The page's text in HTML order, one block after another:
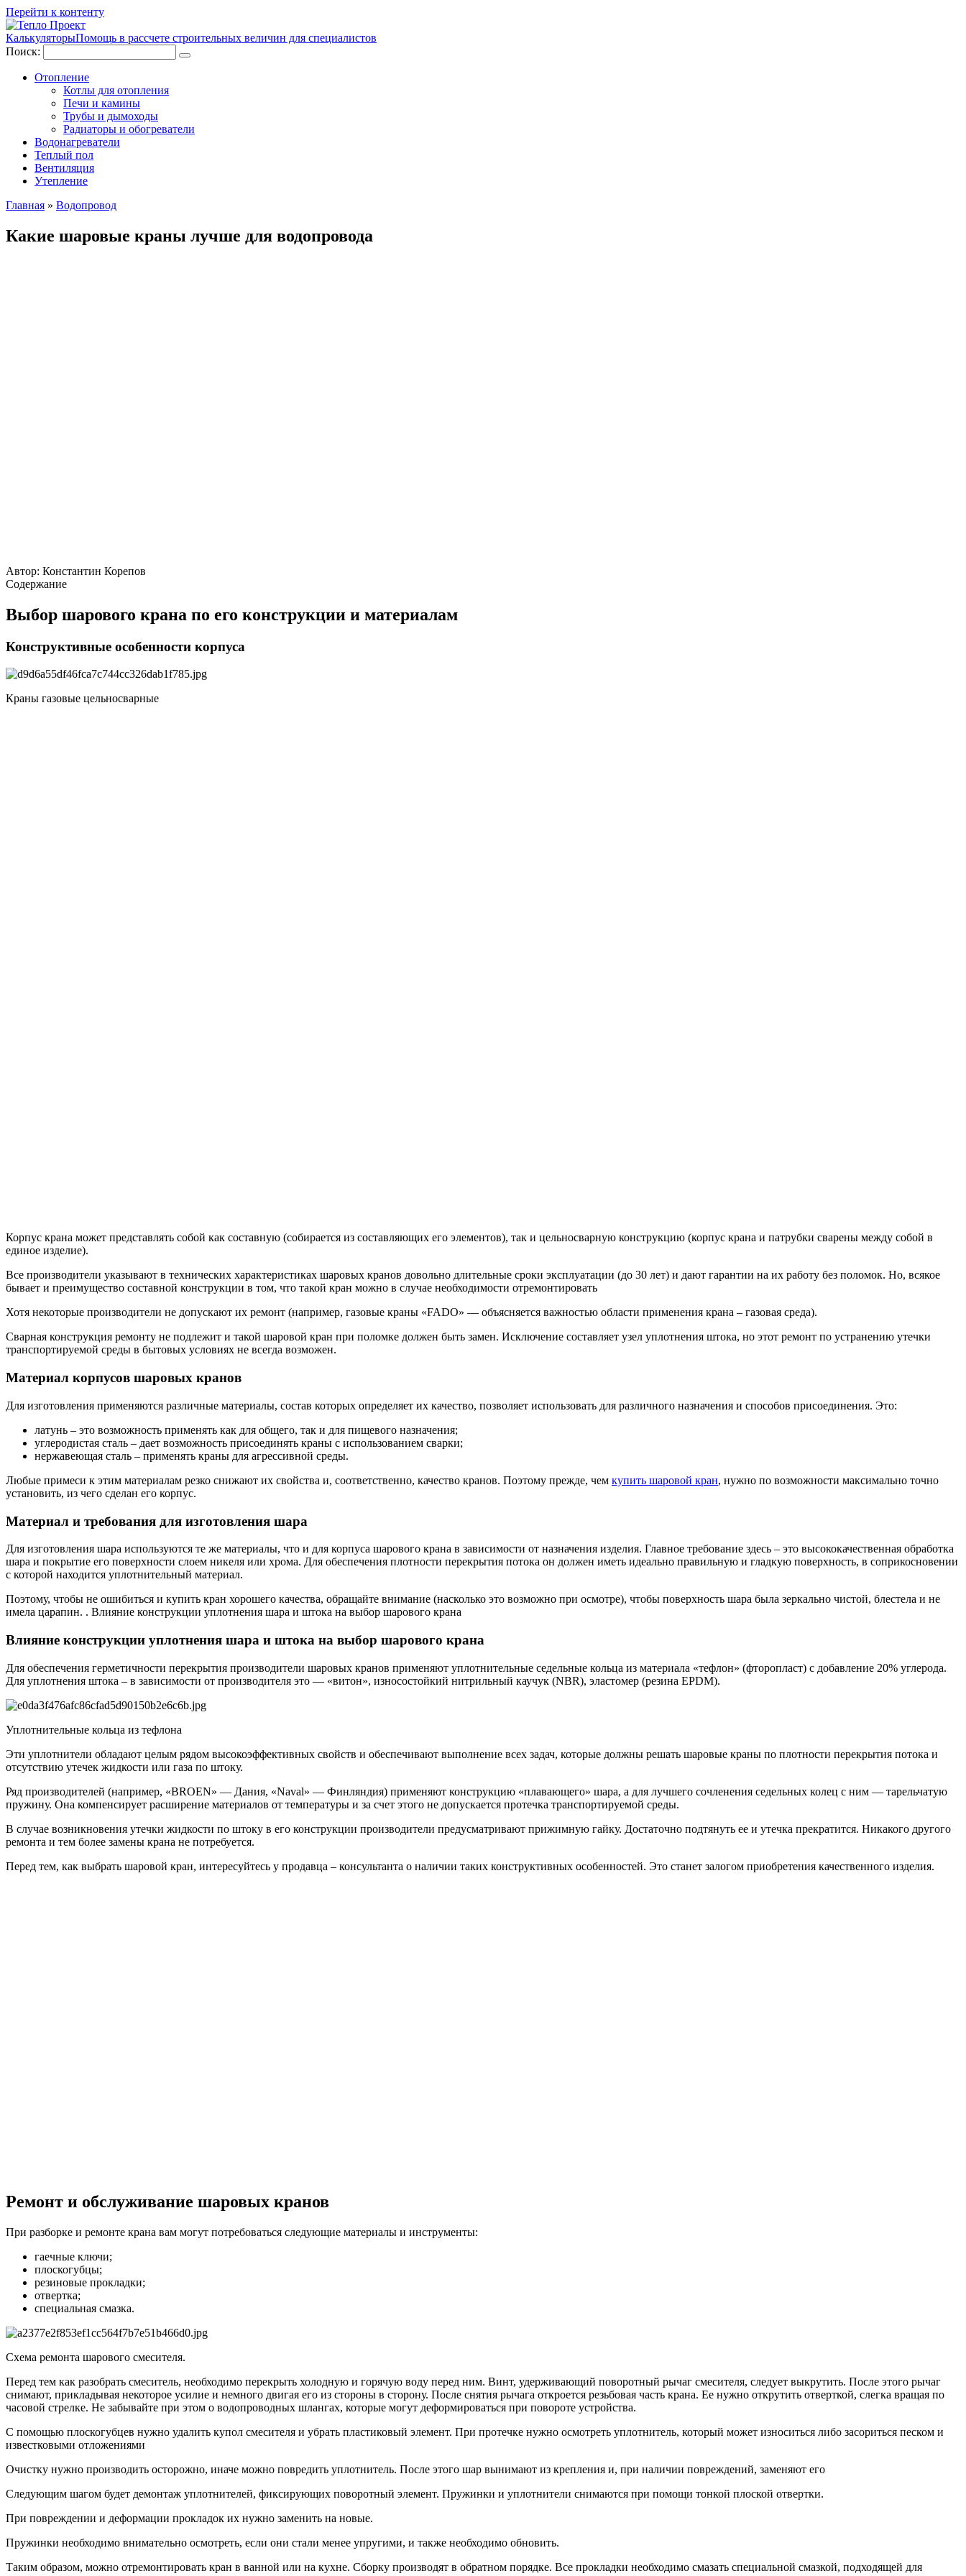
Перейти к контенту
КалькуляторыПомощь в рассчете строительных величин для специалистов
Поиск:
Отопление
Котлы для отопления
Печи и камины
Трубы и дымоходы
Радиаторы и обогреватели
Водонагреватели
Теплый пол
Вентиляция
Утепление
Главная » Водопровод
Какие шаровые краны лучше для водопровода
Автор: Константин Корепов
Содержание
Выбор шарового крана по его конструкции и материалам
Конструктивные особенности корпуса
Краны газовые цельносварные
Корпус крана может представлять собой как составную (собирается из составляющих его элементов), так и цельносварную конструкцию (корпус крана и патрубки сварены между собой в
единое изделие).
Все производители указывают в технических характеристиках шаровых кранов довольно длительные сроки эксплуатации (до 30 лет) и дают гарантии на их работу без поломок. Но, всякое
бывает и преимущество составной конструкции в том, что такой кран можно в случае необходимости отремонтировать
Хотя некоторые производители не допускают их ремонт (например, газовые краны «FADO» — объясняется важностью области применения крана – газовая среда).
Сварная конструкция ремонту не подлежит и такой шаровой кран при поломке должен быть замен. Исключение составляет узел уплотнения штока, но этот ремонт по устранению утечки
транспортируемой среды в бытовых условиях не всегда возможен.
Материал корпусов шаровых кранов
Для изготовления применяются различные материалы, состав которых определяет их качество, позволяет использовать для различного назначения и способов присоединения. Это:
латунь – это возможность применять как для общего, так и для пищевого назначения;
углеродистая сталь – дает возможность присоединять краны с использованием сварки;
нержавеющая сталь – применять краны для агрессивной среды.
Любые примеси к этим материалам резко снижают их свойства и, соответственно, качество кранов. Поэтому прежде, чем купить шаровой кран, нужно по возможности максимально точно
установить, из чего сделан его корпус.
Материал и требования для изготовления шара
Для изготовления шара используются те же материалы, что и для корпуса шарового крана в зависимости от назначения изделия. Главное требование здесь – это высококачественная обработка
шара и покрытие его поверхности слоем никеля или хрома. Для обеспечения плотности перекрытия потока он должен иметь идеально правильную и гладкую поверхность, в соприкосновении
с которой находится уплотнительный материал.
Поэтому, чтобы не ошибиться и купить кран хорошего качества, обращайте внимание (насколько это возможно при осмотре), чтобы поверхность шара была зеркально чистой, блестела и не
имела царапин. . Влияние конструкции уплотнения шара и штока на выбор шарового крана
Влияние конструкции уплотнения шара и штока на выбор шарового крана
Для обеспечения герметичности перекрытия производители шаровых кранов применяют уплотнительные седельные кольца из материала «тефлон» (фторопласт) с добавление 20% углерода.
Для уплотнения штока – в зависимости от производителя это — «витон», износостойкий нитрильный каучук (NBR), эластомер (резина EPDM).
Уплотнительные кольца из тефлона
Эти уплотнители обладают целым рядом высокоэффективных свойств и обеспечивают выполнение всех задач, которые должны решать шаровые краны по плотности перекрытия потока и
отсутствию утечек жидкости или газа по штоку.
Ряд производителей (например, «BROEN» — Дания, «Naval» — Финляндия) применяют конструкцию «плавающего» шара, а для лучшего сочленения седельных колец с ним — тарельчатую
пружину. Она компенсирует расширение материалов от температуры и за счет этого не допускается протечка транспортируемой среды.
В случае возникновения утечки жидкости по штоку в его конструкции производители предусматривают прижимную гайку. Достаточно подтянуть ее и утечка прекратится. Никакого другого
ремонта и тем более замены крана не потребуется.
Перед тем, как выбрать шаровой кран, интересуйтесь у продавца – консультанта о наличии таких конструктивных особенностей. Это станет залогом приобретения качественного изделия.
Ремонт и обслуживание шаровых кранов
При разборке и ремонте крана вам могут потребоваться следующие материалы и инструменты:
гаечные ключи;
плоскогубцы;
резиновые прокладки;
отвертка;
специальная смазка.
Схема ремонта шарового смесителя.
Перед тем как разобрать смеситель, необходимо перекрыть холодную и горячую воду перед ним. Винт, удерживающий поворотный рычаг смесителя, следует выкрутить. После этого рычаг
снимают, прикладывая некоторое усилие и немного двигая его из стороны в сторону. После снятия рычага откроется резьбовая часть крана. Ее нужно открутить отверткой, слегка вращая по
часовой стрелке. Не забывайте при этом о водопроводных шлангах, которые могут деформироваться при повороте устройства.
С помощью плоскогубцев нужно удалить купол смесителя и убрать пластиковый элемент. При протечке нужно осмотреть уплотнитель, который может износиться либо засориться песком и
известковыми отложениями
Очистку нужно производить осторожно, иначе можно повредить уплотнитель. После этого шар вынимают из крепления и, при наличии повреждений, заменяют его
Следующим шагом будет демонтаж уплотнителей, фиксирующих поворотный элемент. Пружинки и уплотнители снимаются при помощи тонкой плоской отвертки.
При повреждении и деформации прокладок их нужно заменить на новые.
Пружинки необходимо внимательно осмотреть, если они стали менее упругими, и также необходимо обновить.
Таким образом, можно отремонтировать кран в ванной или на кухне. Сборку производят в обратном порядке. Все прокладки необходимо смазать специальной смазкой, подходящей для